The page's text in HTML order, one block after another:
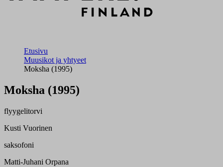
Etusivu
Muusikot ja yhtyeet
Moksha (1995)
Moksha (1995)
flyygelitorvi
Kusti Vuorinen
saksofoni
Matti-Juhani Orpana